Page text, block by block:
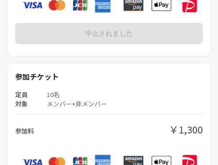
中止されました
参加チケット
定員 10名
対象 メンバー+非メンバー
参加料 ￥1,300